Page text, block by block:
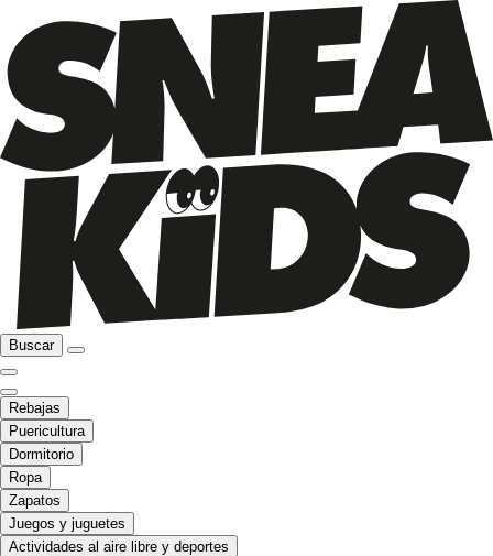
Buscar
Rebajas
Puericultura
Dormitorio
Ropa
Zapatos
Juegos y juguetes
Actividades al aire libre y deportes